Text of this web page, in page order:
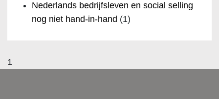
Nederlands bedrijfsleven en social selling
nog niet hand-in-hand (1)
1